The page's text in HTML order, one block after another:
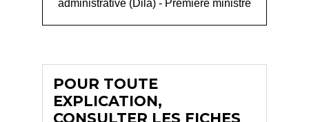
administrative (Dila) - Première ministre
POUR TOUTE
EXPLICATION,
CONSULTER LES FICHES